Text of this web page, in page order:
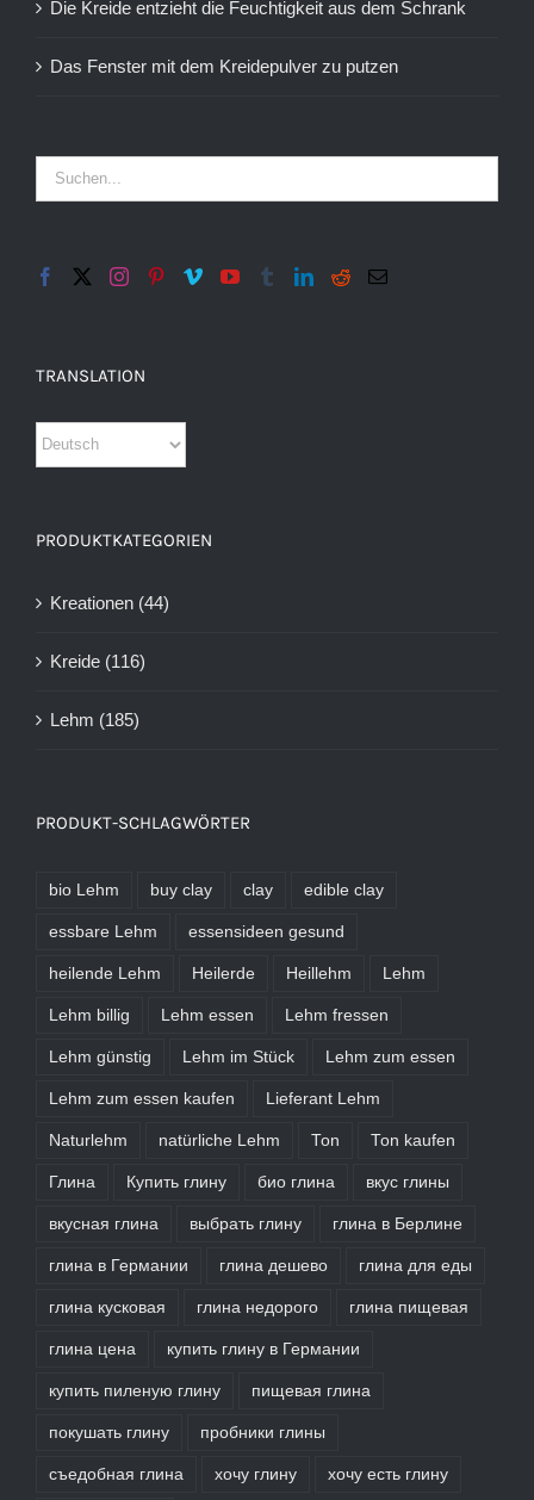
Die Kreide entzieht die Feuchtigkeit aus dem Schrank
Das Fenster mit dem Kreidepulver zu putzen
TRANSLATION
PRODUKTKATEGORIEN
Kreationen (44)
Kreide (116)
Lehm (185)
PRODUKT-SCHLAGWÖRTER
bio Lehm buy clay clay edible clay
essbare Lehm essensideen gesund
heilende Lehm Heilerde Heillehm Lehm
Lehm billig Lehm essen Lehm fressen
Lehm günstig Lehm im Stück Lehm zum essen
Lehm zum essen kaufen Lieferant Lehm
Naturlehm natürliche Lehm Ton Ton kaufen
Глина Купить глину био глина вкус глины
вкусная глина выбрать глину глина в Берлине
глина в Германии глина дешево глина для еды
глина кусковая глина недорого глина пищевая
глина цена купить глину в Германии
купить пиленую глину пищевая глина
покушать глину пробники глины
съедобная глина хочу глину хочу есть глину